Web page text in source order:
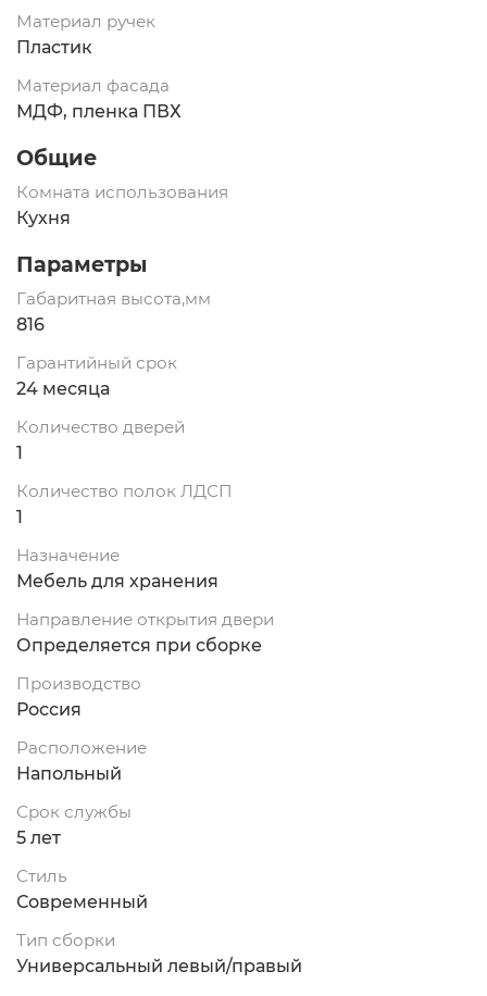
Материал ручек
Пластик
Материал фасада
МДФ, пленка ПВХ
Общие
Комната использования
Кухня
Параметры
Габаритная высота,мм
816
Гарантийный срок
24 месяца
Количество дверей
1
Количество полок ЛДСП
1
Назначение
Мебель для хранения
Направление открытия двери
Определяется при сборке
Производство
Россия
Расположение
Напольный
Срок службы
5 лет
Стиль
Современный
Тип сборки
Универсальный левый/правый